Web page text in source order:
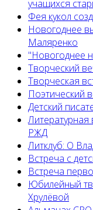
учащихся
Фея кукол
Новогоднее
Маляренко
"Новогоднее
Творческий
Творческая
Поэтический
Детский
РЖД
Литклуб: О
Встреча с
Встреча
Юбилейный
Хрулёвой